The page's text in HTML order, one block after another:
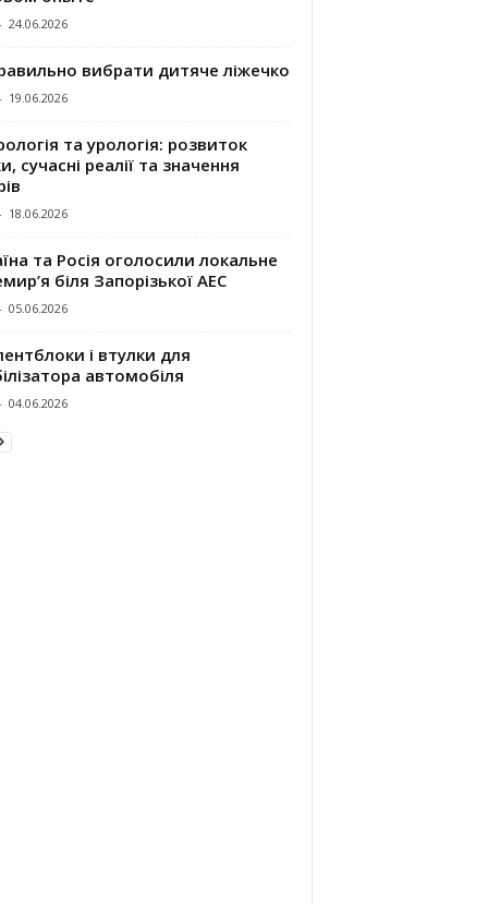
24.06.2026
вибрати дитяче ліжечко
19.06.2026
та урологія: розвиток
сучасні реалії та значення
18.06.2026
та Росія оголосили локальне
біля Запорізької АЕС
05.06.2026
і втулки для
автомобіля
04.06.2026